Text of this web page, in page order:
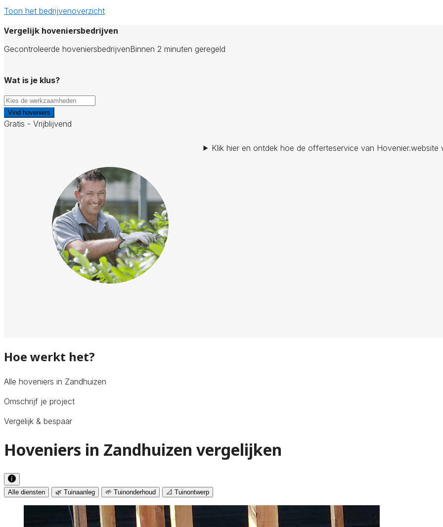
Toon het bedrijvenoverzicht
Vergelijk hoveniersbedrijven
Gecontroleerde hoveniersbedrijvenBinnen 2 minuten geregeld
Wat is je klus?
Vind hoveniers
Gratis - Vrijblijvend
Klik hier en ontdek hoe de offerteservice van Hovenier.website
Hoe werkt het?
Alle hoveniers in Zandhuizen
Omschrijf je project
Vergelijk & bespaar
Hoveniers in Zandhuizen vergelijken
Alle diensten 🌿 Tuinaanleg 🌱 Tuinonderhoud 📐 Tuinontwerp